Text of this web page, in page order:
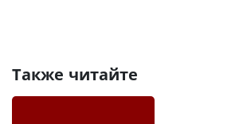
Также читайте